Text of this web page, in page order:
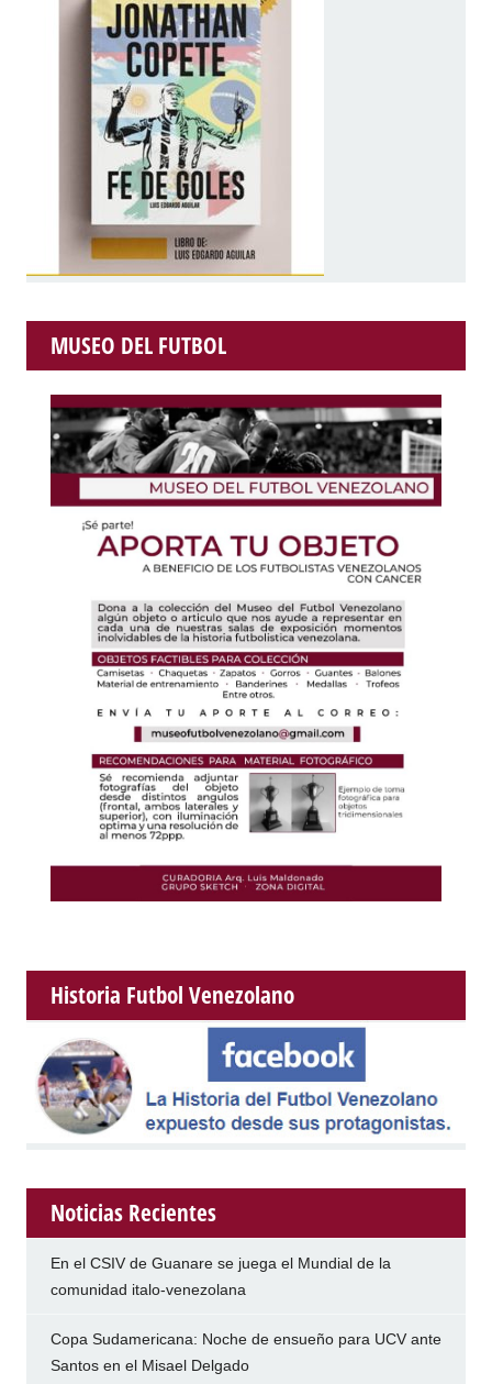
MUSEO DEL FUTBOL
Historia Futbol Venezolano
Noticias Recientes
En el CSIV de Guanare se juega el Mundial de la
comunidad italo-venezolana
Copa Sudamericana: Noche de ensueño para UCV ante
Santos en el Misael Delgado